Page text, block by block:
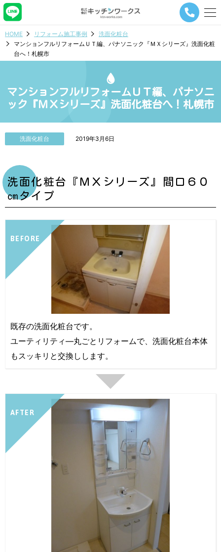
メ
ー
ビ
シ
ョ
ン
タ
HOME リフォーム施工事例
洗面化粧台
マンションフルリフォームＵＴ編、パナソニック『ＭＸシリーズ』洗面化粧
台へ！札幌市
マンションフルリフォームＵＴ編、パナソニ
ック『ＭＸシリーズ』洗面化粧台へ！札幌市
洗面化粧台 2019年3月6日
洗面化粧台『ＭＸシリーズ』間口６０
㎝タイプ
BEFORE
既存の洗面化粧台です。
ユーティリティ―丸ごとリフォームで、洗面化粧台本体
もスッキリと交換しします。
AFTER